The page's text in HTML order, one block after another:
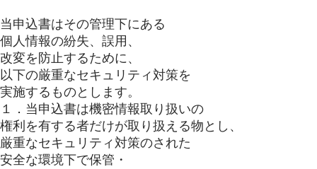
当申込書はその管理下にある
個人情報の紛失、誤用、
改変を防止するために、
以下の厳重なセキュリティ対策を
実施するものとします。
１．当申込書は機密情報取り扱いの
権利を有する者だけが取り扱える物とし、
厳重なセキュリティ対策のされた
安全な環境下で保管・